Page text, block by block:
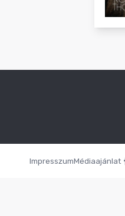
ImpresszumMédiaajánlat